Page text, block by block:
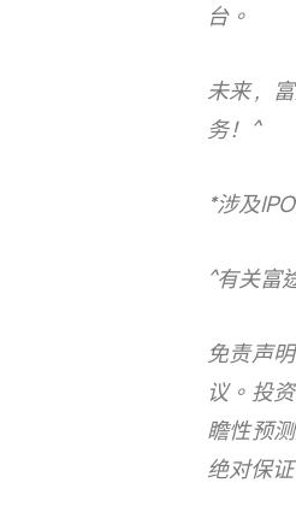
台。
未来，
务！^
*涉及
^有关富
免责声
议。投
瞻性预
绝对保证